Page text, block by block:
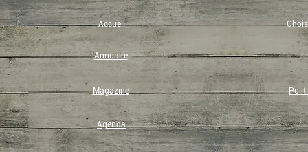
Accueil
Annuaire
Magazine
Agenda